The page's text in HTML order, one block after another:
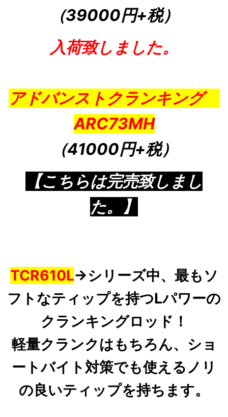
（39000円+税）
入荷致しました。
アドバンストクランキング
ARC73MH
（41000円+税）
【こちらは完売致しまし
た。】
TCR610L→シリーズ中、最もソ
フトなティップを持つLパワーの
クランキングロッド！
軽量クランクはもちろん、ショ
ートバイト対策でも使えるノリ
の良いティップを持ちます。